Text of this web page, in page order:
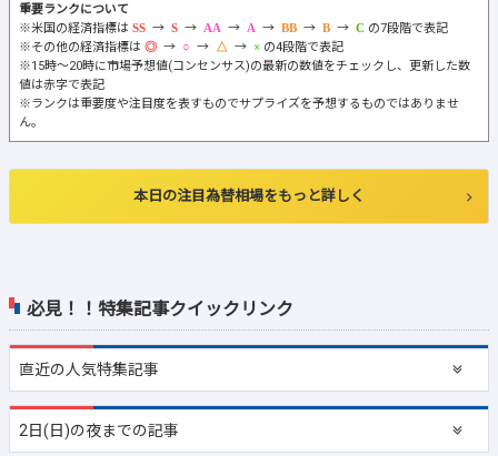
必見！！特集記事クイックリンク
直近の人気特集記事
2日(日)の夜までの記事
重要ランクについて
※米国の経済指標は
→ → → → → →
の7段階で表記
※その他の経済指標は
→ → →
の4段階で表記
※15時～20時に市場予想値(コンセンサス)の最新の数値をチェックし、更新した数
値は赤字で表記
※ランクは重要度や注目度を表すものでサプライズを予想するものではありませ
ん。
本日の注目為替相場をもっと詳しく